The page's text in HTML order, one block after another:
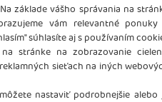
základe vášho správania na
vám relevantné
súhlasíte aj s používaním
stránke na zobrazovanie
sieťach na iných
nastaviť podrobnejšie alebo